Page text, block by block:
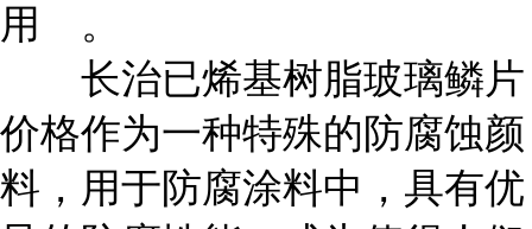
用 。
长治已烯基树脂玻璃鳞片
价格作为一种特殊的防腐蚀颜
料，用于防腐涂料中，具有优